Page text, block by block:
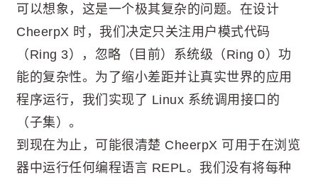
可以想象，这是一个极其复杂的问题。在设计
CheerpX 时，我们决定只关注用户模式代码
（Ring 3），忽略（目前）系统级（Ring 0）功
能的复杂性。为了缩小差距并让真实世界的应用
程序运行，我们实现了 Linux 系统调用接口的
（子集）。
到现在为止，可能很清楚 CheerpX 可用于在浏览
器中运行任何编程语言 REPL。我们没有将每种